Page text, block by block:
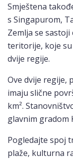
Smještena
s Singapurom,
Zemlja se
teritorije, koje
dvije regije.
Ove dvije regije,
imaju slične
km².
glavnim gradom
Pogledajte spoj
plaže, kulturna